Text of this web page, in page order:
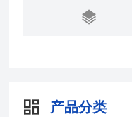
产品分类